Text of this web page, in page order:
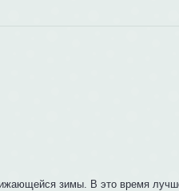
зимы. В это время